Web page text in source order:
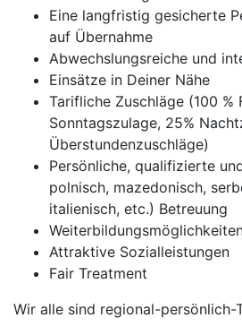
Eine langfristig gesicherte
auf Übernahme
Abwechslungsreiche und
Einsätze in Deiner Nähe
Tarifliche Zuschläge (100 %
Sonntagszulage, 25%
Überstundenzuschläge)
Persönliche, qualifizierte
polnisch, mazedonisch,
italienisch, etc.) Betreuung
Attraktive Sozialleistungen
Fair Treatment
Wir alle sind regional-persönlich-